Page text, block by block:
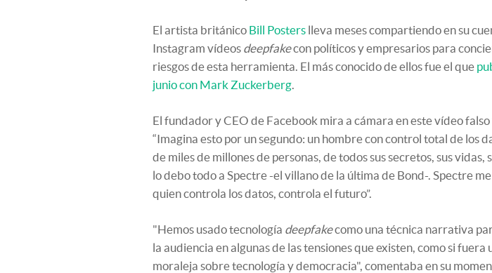
El artista británico Bill Posters lleva meses compartiendo en su
Instagram vídeos deepfakecon políticos y empresarios para
riesgos de esta herramienta. El más conocido de ellos fue el que
junio con Mark Zuckerberg.
El fundador y CEO de Facebook mira a cámara en este vídeo falso
“Imagina esto por un segundo: un hombre con control total de los
de miles de millones de personas, de todos sus secretos, sus vidas,
lo debo todo a Spectre -el villano de la última de Bond-. Spectre
quien controla los datos, controla el futuro”.
"Hemos usado tecnología deepfakecomo una técnica narrativa
la audiencia en algunas de las tensiones que existen, como si fuera
moraleja sobre tecnología y democracia", comentaba en su